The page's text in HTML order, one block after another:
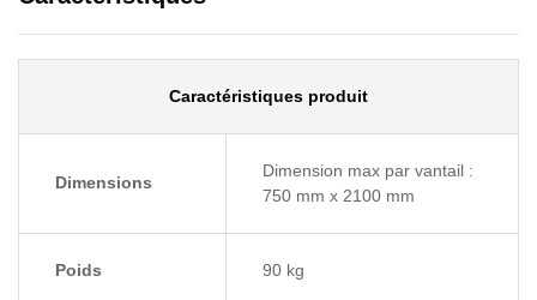
Caractéristiques produit
Dimensions
Dimension max par vantail :
750 mm x 2100 mm
Poids 90 kg